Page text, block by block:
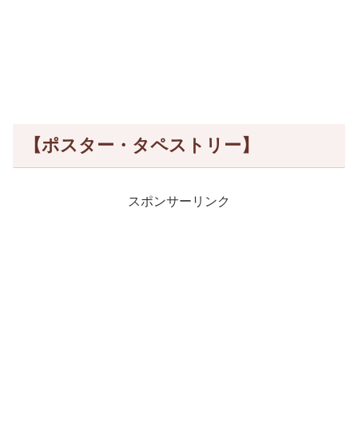
【ポスター・タペストリー】
スポンサーリンク